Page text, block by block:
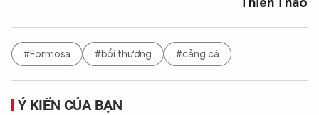
#Formosa #bồi thường #cảng cá
Ý KIẾN CỦA BẠN